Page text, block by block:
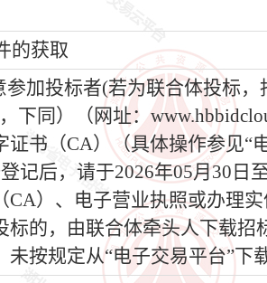
的获取
参加投标者(若为联合体投标
下同）（网址：
证书（CA）（具体操作参见
记后，请于2026年05月30日
CA）、电子营业执照或办理
标的，由联合体牵头人下载
未按规定从“电子交易平台”下